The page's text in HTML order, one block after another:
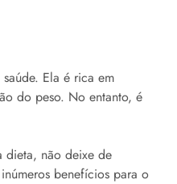
Ela é rica em
do peso. No entanto, é
dieta, não deixe de
benefícios para o